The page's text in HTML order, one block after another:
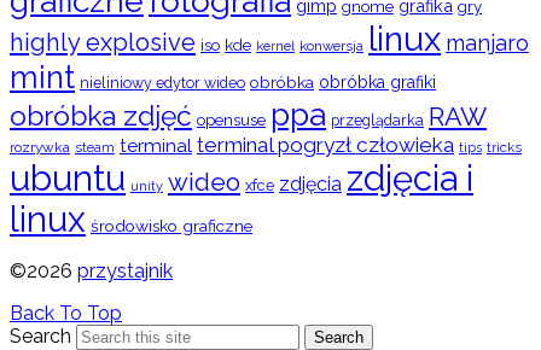
gimp gnome grafika gry
highly explosive iso kde kernel konwersja linux manjaro
mint nieliniowy edytor wideo obróbka obróbka grafiki
obróbka zdjęć opensuse ppa przeglądarka RAW
rozrywka steam terminal terminal pogryzł człowieka tips tricks
ubuntu unity wideo xfce zdjęcia zdjęcia i
linux środowisko graficzne
©2026 przystajnik
Back To Top
Search
Search